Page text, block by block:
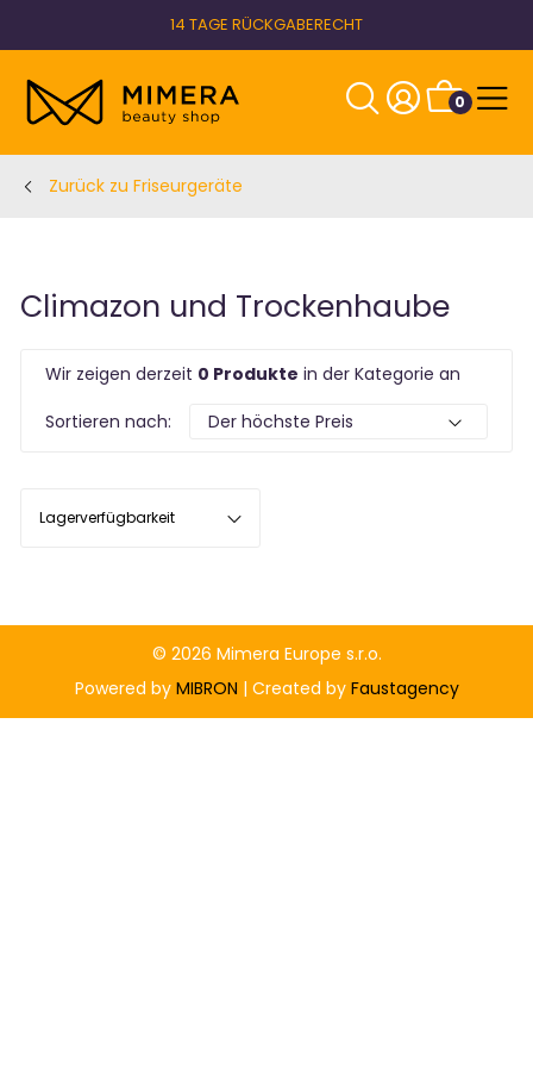
14 TAGE RÜCKGABERECHT
0
Zurück zu Friseurgeräte
Climazon und Trockenhaube
Wir zeigen derzeit 0 Produkte in der Kategorie an
Sortieren nach:
Lagerverfügbarkeit
© 2026 Mimera Europe s.r.o.
Powered by MIBRON | Created by Faustagency